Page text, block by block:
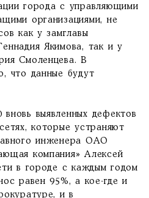
города с управляющими
организациями, не
как у замглавы
Якимова, так и у
Смоленцева. В
что данные будут
выявленных дефектов
которые устраняют
инженера ОАО
компания» Алексей
в городе с каждым годом
равен 95%, а кое-где и
и в